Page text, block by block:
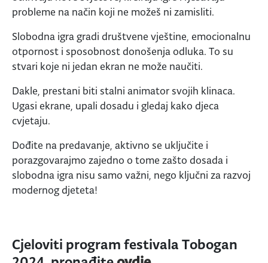
probleme na način koji ne možeš ni zamisliti.
Slobodna igra gradi društvene vještine, emocionalnu
otpornost i sposobnost donošenja odluka. To su
stvari koje ni jedan ekran ne može naučiti.
Dakle, prestani biti stalni animator svojih klinaca.
Ugasi ekrane, upali dosadu i gledaj kako djeca
cvjetaju.
Dođite na predavanje, aktivno se uključite i
porazgovarajmo zajedno o tome zašto dosada i
slobodna igra nisu samo važni, nego ključni za razvoj
modernog djeteta!
Cjeloviti program festivala Tobogan